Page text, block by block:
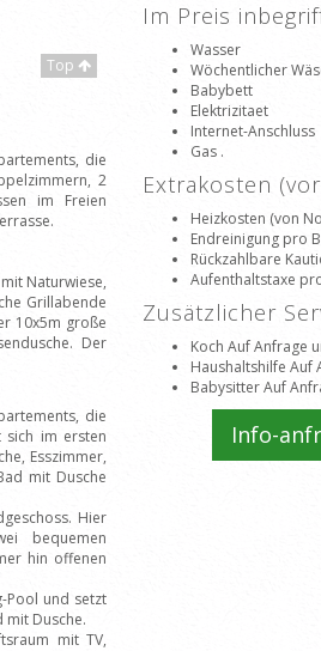
Top
die
2
im Freien
Naturwiese,
Grillabende
10x5m große
Der
die
sich im ersten
Esszimmer,
mit Dusche
Hier
bequemen
hin offenen
Pool und setzt
mit Dusche.
mit TV,
Im Preis
Wasser
Wöchentlicher
Babybett
Elektrizitaet
Internet-Anschluss
Gas .
Extrakosten
Heizkosten (von
Endreinigung pro
Rückzahlbare
Aufenthaltstaxe
Zusätzlicher
Koch Auf Anfrage
Haushaltshilfe Auf
Babysitter Auf
Info-